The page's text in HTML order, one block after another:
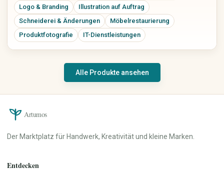
Logo & Branding
Illustration auf Auftrag
Schneiderei & Änderungen
Möbelrestaurierung
Produktfotografie
IT-Dienstleistungen
Alle Produkte ansehen
Artumos
Der Marktplatz für Handwerk, Kreativität und kleine Marken.
Entdecken